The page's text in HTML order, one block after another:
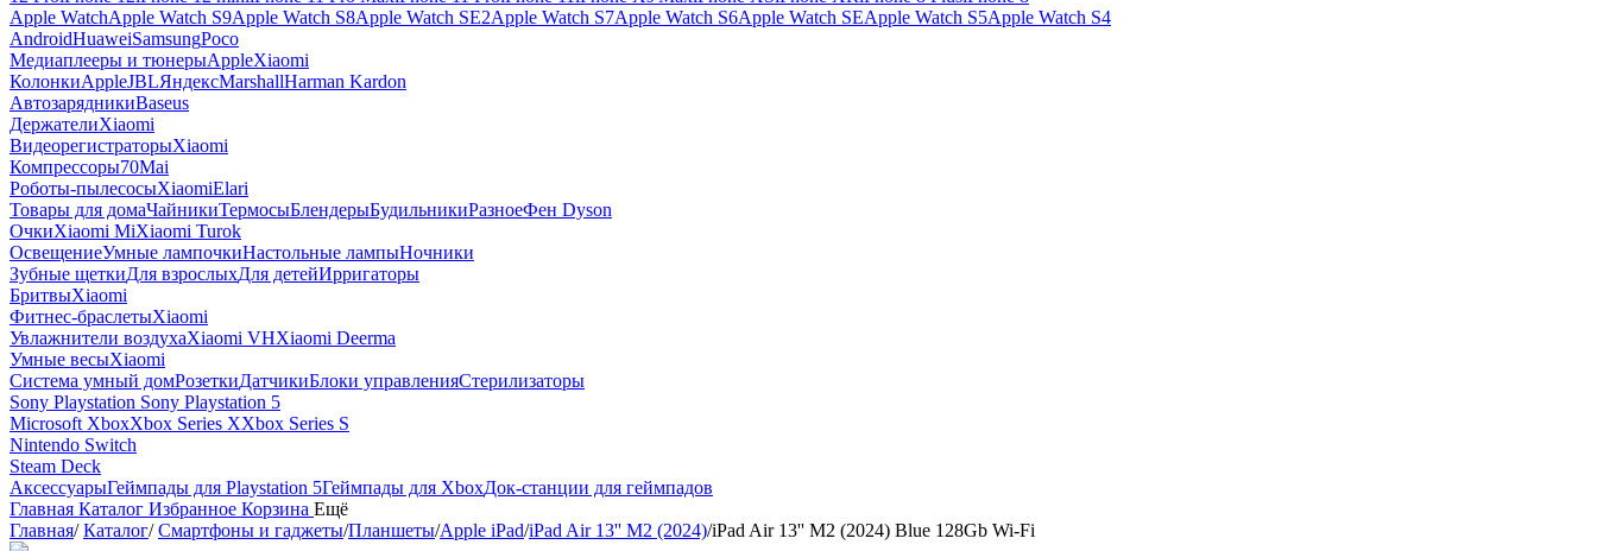
Apple WatchApple Watch S9Apple Watch S8Apple Watch SE2Apple Watch S7Apple Watch S6Apple Watch SEApple Watch S5Apple Watch S4
AndroidHuaweiSamsungPoco
Медиаплееры и тюнерыAppleXiaomi
КолонкиAppleJBLЯндексMarshallHarman Kardon
АвтозарядникиBaseus
ДержателиXiaomi
ВидеорегистраторыXiaomi
Компрессоры70Mai
Роботы-пылесосыXiaomiElari
Товары для домаЧайникиТермосыБлендерыБудильникиРазноеФен Dyson
ОчкиXiaomi MiXiaomi Turok
ОсвещениеУмные лампочкиНастольные лампыНочники
Зубные щеткиДля взрослыхДля детейИрригаторы
БритвыXiaomi
Фитнес-браслетыXiaomi
Увлажнители воздухаXiaomi VHXiaomi Deerma
Умные весыXiaomi
Система умный домРозеткиДатчикиБлоки управленияСтерилизаторы
Sony Playstation Sony Playstation 5
Microsoft XboxXbox Series XXbox Series S
Nintendo Switch
Steam Deck
АксессуарыГеймпады для Playstation 5Геймпады для XboxДок-станции для геймпадов
Главная Каталог Избранное Корзина Ещё
Главная/ Каталог/ Смартфоны и гаджеты/Планшеты/Apple iPad/iPad Air 13'' M2 (2024)/iPad Air 13'' M2 (2024) Blue 128Gb Wi-Fi